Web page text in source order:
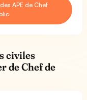
APE de Chef
civiles
de Chef de